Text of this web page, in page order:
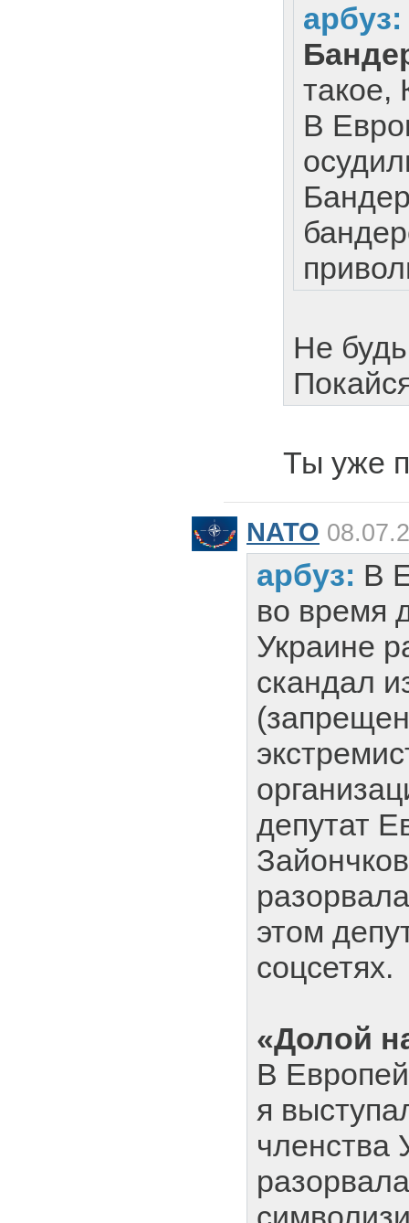
арбуз:
такое,
В
Не
Ты уже
NATO
арбуз: В
во время
Украине
скандал
депутат
этом
соцсетях.
«Долой
В
я
членства